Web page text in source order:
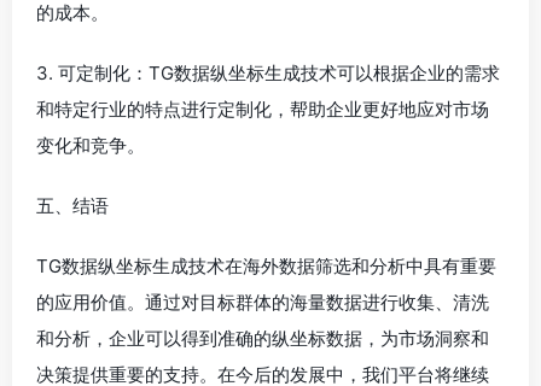
的成本。
3. 可定制化：TG数据纵坐标生成技术可以根据企业的需求
和特定行业的特点进行定制化，帮助企业更好地应对市场
变化和竞争。
五、结语
TG数据纵坐标生成技术在海外数据筛选和分析中具有重要
的应用价值。通过对目标群体的海量数据进行收集、清洗
和分析，企业可以得到准确的纵坐标数据，为市场洞察和
决策提供重要的支持。在今后的发展中，我们平台将继续